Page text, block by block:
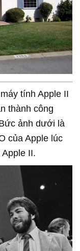
tính Apple II
thành công
ảnh dưới là
của Apple lúc
II.